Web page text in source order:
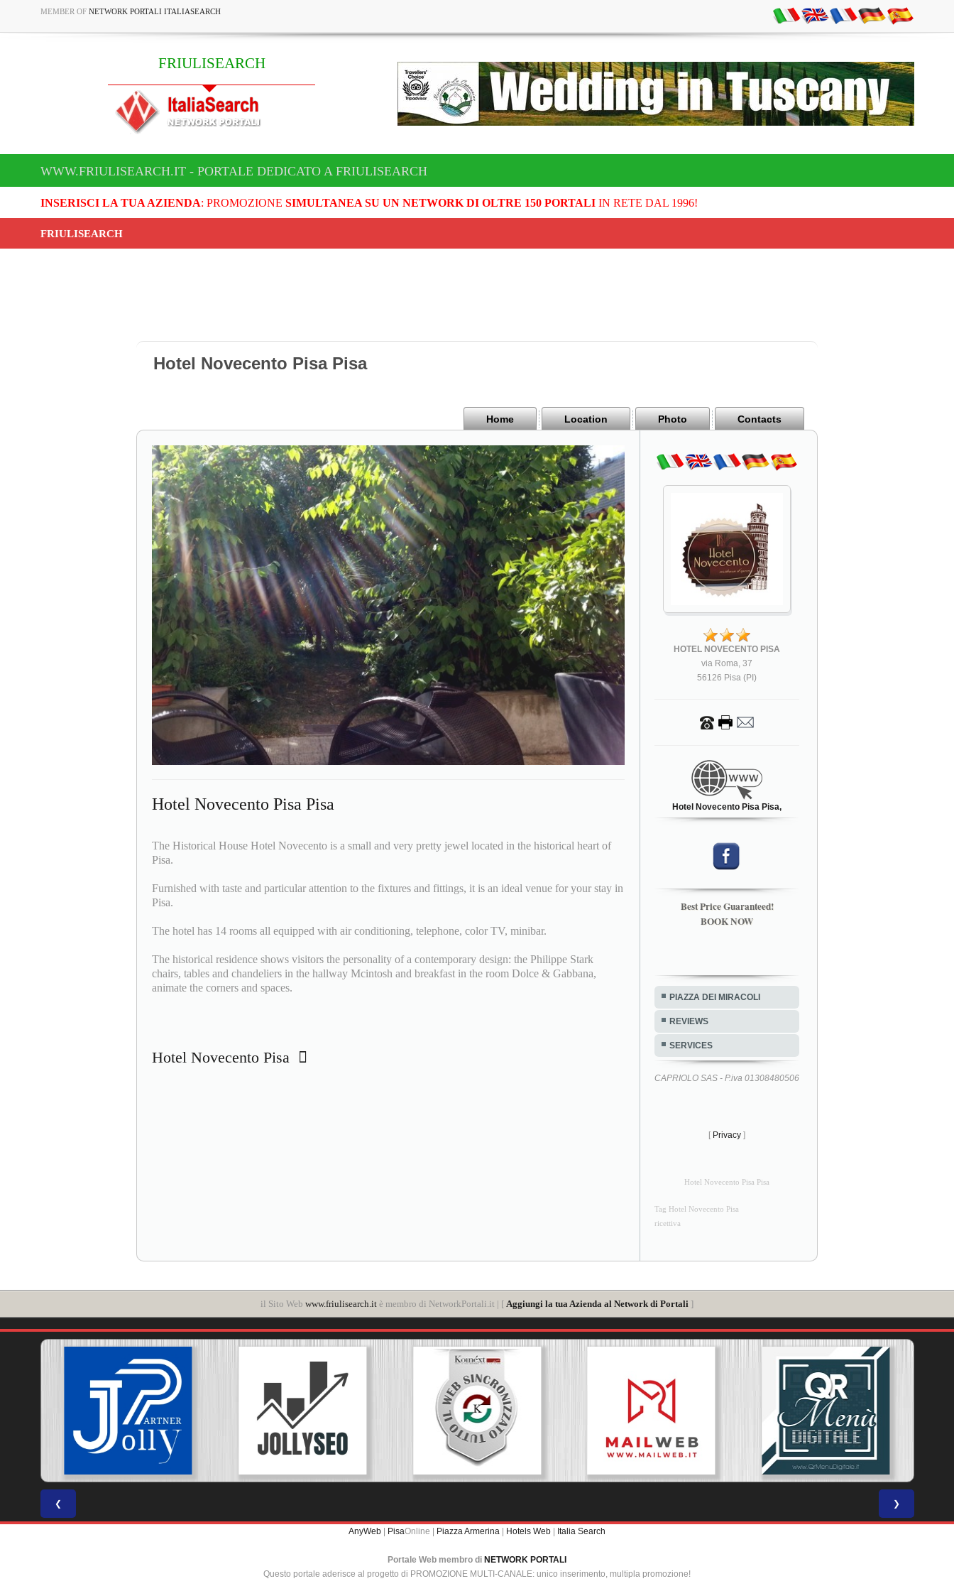
MEMBER OF NETWORK PORTALI ITALIASEARCH
FRIULISEARCH
WWW.FRIULISEARCH.IT - PORTALE DEDICATO A FRIULISEARCH
INSERISCI LA TUA AZIENDA: PROMOZIONE SIMULTANEA SU UN NETWORK DI OLTRE 150 PORTALIIN RETE DAL 1996!
FRIULISEARCH
Hotel Novecento Pisa Pisa
Home Location Photo Contacts
Hotel Novecento Pisa Pisa
The Historical House Hotel Novecento is a small and very pretty jewel located in the historical heart of
Pisa.
Furnished with taste and particular attention to the fixtures and fittings, it is an ideal venue for your stay in
Pisa.
The hotel has 14 rooms all equipped with air conditioning, telephone, color TV, minibar.
The historical residence shows visitors the personality of a contemporary design: the Philippe Stark
chairs, tables and chandeliers in the hallway Mcintosh and breakfast in the room Dolce & Gabbana,
animate the corners and spaces.
Hotel Novecento Pisa
HOTEL NOVECENTO PISA
via Roma, 37
56126 Pisa (PI)
Hotel Novecento Pisa Pisa,
Best Price Guaranteed!
BOOK NOW
PIAZZA DEI MIRACOLI
REVIEWS
SERVICES
CAPRIOLO SAS - P.iva 01308480506
[ Privacy ]
Hotel Novecento Pisa Pisa
Tag Hotel Novecento Pisa
ricettiva
il Sito Web www.friulisearch.it è membro di NetworkPortali.it | [ Aggiungi la tua Azienda al Network di Portali ]
❮ ❯
AnyWeb | PisaOnline | Piazza Armerina | Hotels Web | Italia Search
Portale Web membro di NETWORK PORTALI
Questo portale aderisce al progetto di PROMOZIONE MULTI-CANALE: unico inserimento, multipla promozione!